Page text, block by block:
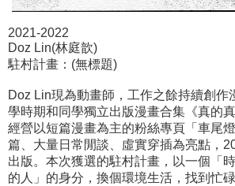
2021-2022
Doz Lin(林庭歆)
駐村計畫：(無標題)
Doz Lin現為動畫師，工作之餘持續創作
學時期和同學獨立出版漫畫合集《真的
經營以短篇漫畫為主的粉絲專頁「車尾
篇、大量日常閒談、虛實穿插為亮點，
出版。本次獲選的駐村計畫，以一個「
的人」的身分，換個環境生活，找到忙